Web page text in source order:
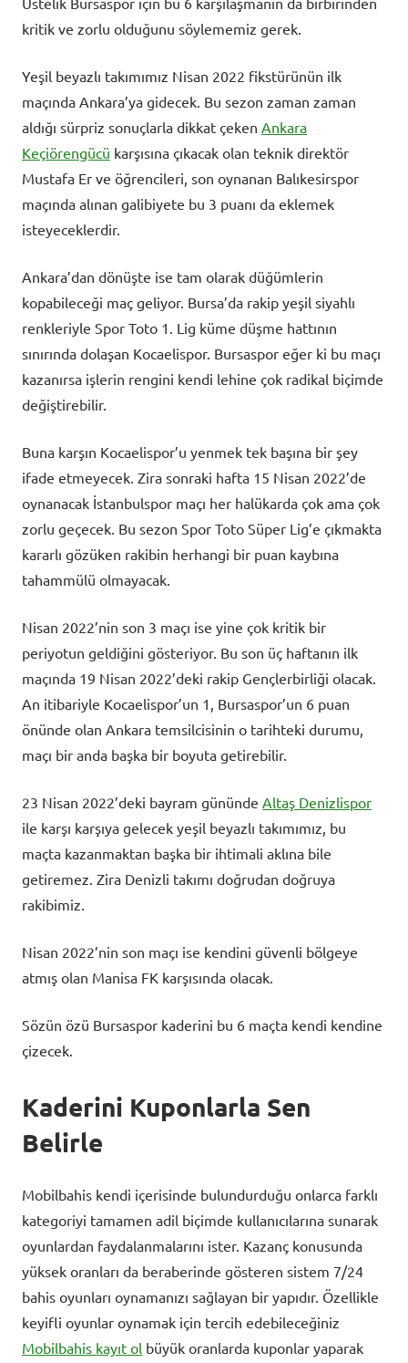
kritik ve zorlu olduğunu söylememiz gerek.
Yeşil beyazlı takımımız Nisan 2022 fikstürünün ilk
maçında Ankara’ya gidecek. Bu sezon zaman zaman
aldığı sürpriz sonuçlarla dikkat çeken Ankara
Keçiörengücü karşısına çıkacak olan teknik direktör
Mustafa Er ve öğrencileri, son oynanan Balıkesirspor
maçında alınan galibiyete bu 3 puanı da eklemek
isteyeceklerdir.
Ankara’dan dönüşte ise tam olarak düğümlerin
kopabileceği maç geliyor. Bursa’da rakip yeşil siyahlı
renkleriyle Spor Toto 1. Lig küme düşme hattının
sınırında dolaşan Kocaelispor. Bursaspor eğer ki bu maçı
kazanırsa işlerin rengini kendi lehine çok radikal biçimde
değiştirebilir.
Buna karşın Kocaelispor’u yenmek tek başına bir şey
ifade etmeyecek. Zira sonraki hafta 15 Nisan 2022’de
oynanacak İstanbulspor maçı her halükarda çok ama çok
zorlu geçecek. Bu sezon Spor Toto Süper Lig’e çıkmakta
kararlı gözüken rakibin herhangi bir puan kaybına
tahammülü olmayacak.
Nisan 2022’nin son 3 maçı ise yine çok kritik bir
periyotun geldiğini gösteriyor. Bu son üç haftanın ilk
maçında 19 Nisan 2022’deki rakip Gençlerbirliği olacak.
An itibariyle Kocaelispor’un 1, Bursaspor’un 6 puan
önünde olan Ankara temsilcisinin o tarihteki durumu,
maçı bir anda başka bir boyuta getirebilir.
23 Nisan 2022’deki bayram gününde Altaş Denizlispor
ile karşı karşıya gelecek yeşil beyazlı takımımız, bu
maçta kazanmaktan başka bir ihtimali aklına bile
getiremez. Zira Denizli takımı doğrudan doğruya
rakibimiz.
Nisan 2022’nin son maçı ise kendini güvenli bölgeye
atmış olan Manisa FK karşısında olacak.
Sözün özü Bursaspor kaderini bu 6 maçta kendi kendine
çizecek.
Kaderini Kuponlarla Sen
Belirle
Mobilbahis kendi içerisinde bulundurduğu onlarca farklı
kategoriyi tamamen adil biçimde kullanıcılarına sunarak
oyunlardan faydalanmalarını ister. Kazanç konusunda
yüksek oranları da beraberinde gösteren sistem 7/24
bahis oyunları oynamanızı sağlayan bir yapıdır. Özellikle
keyifli oyunlar oynamak için tercih edebileceğiniz
Mobilbahis kayıt ol büyük oranlarda kuponlar yaparak